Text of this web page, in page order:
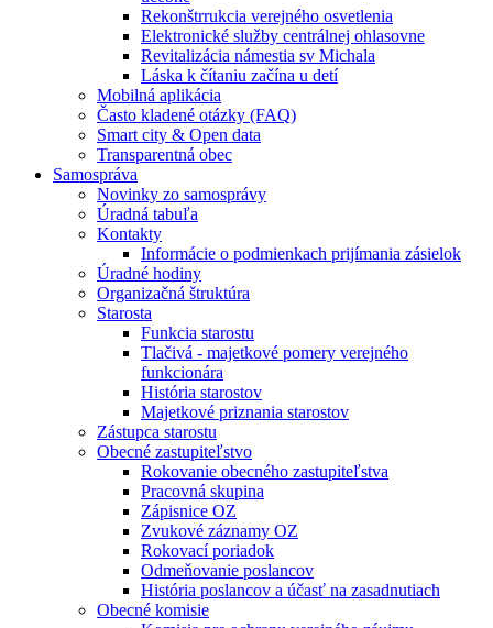
Rekonštrrukcia verejného osvetlenia
Elektronické služby centrálnej ohlasovne
Revitalizácia námestia sv Michala
Láska k čítaniu začína u detí
Mobilná aplikácia
Často kladené otázky (FAQ)
Smart city & Open data
Transparentná obec
Samospráva
Novinky zo samosprávy
Úradná tabuľa
Kontakty
Informácie o podmienkach prijímania zásielok
Úradné hodiny
Organizačná štruktúra
Starosta
Funkcia starostu
Tlačivá - majetkové pomery verejného
funkcionára
História starostov
Majetkové priznania starostov
Zástupca starostu
Obecné zastupiteľstvo
Rokovanie obecného zastupiteľstva
Pracovná skupina
Zápisnice OZ
Zvukové záznamy OZ
Rokovací poriadok
Odmeňovanie poslancov
História poslancov a účasť na zasadnutiach
Obecné komisie